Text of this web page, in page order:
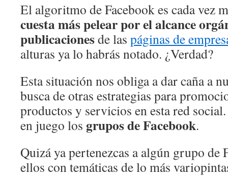
El algoritmo de Facebook es cada vez
cuesta más pelear por el alcance
publicacionesde las páginas de
alturas ya lo habrás notado. ¿Verdad?
Esta situación nos obliga a dar caña a
busca de otras estrategias para
productos y servicios en esta red
en juego los grupos de Facebook.
Quizá ya pertenezcas a algún grupo de
ellos con temáticas de lo más